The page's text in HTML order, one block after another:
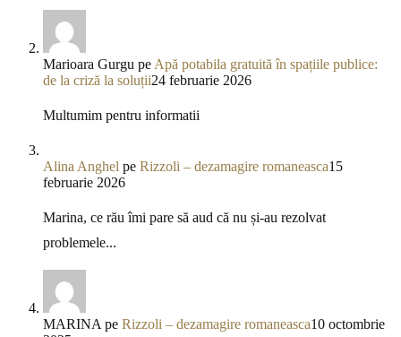
Marioara Gurgu pe Apă potabila gratuită în spațiile publice:
de la criză la soluții24 februarie 2026
Multumim pentru informatii
Alina Anghel pe Rizzoli – dezamagire romaneasca15
februarie 2026
Marina, ce rău îmi pare să aud că nu și-au rezolvat
problemele...
MARINA pe Rizzoli – dezamagire romaneasca10 octombrie